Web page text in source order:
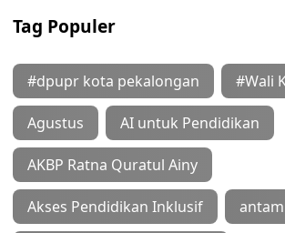
Tag Populer
#dpupr kota pekalongan #Wali
Agustus AI untuk Pendidikan
AKBP Ratna Quratul Ainy
Akses Pendidikan Inklusif